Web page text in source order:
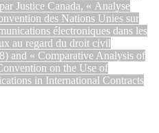
Justice Canada, « Analyse
des Nations Unies sur
électroniques dans les
au regard du droit civil
and « Comparative Analysis of
on the Use of
in International Contracts